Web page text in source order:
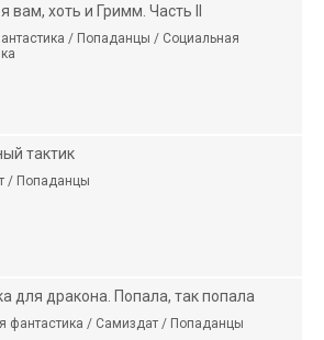
вам, хоть и Гримм. Часть II
/ Попаданцы / Социальная
тактик
/ Попаданцы
для дракона. Попала, так попала
фантастика / Самиздат / Попаданцы